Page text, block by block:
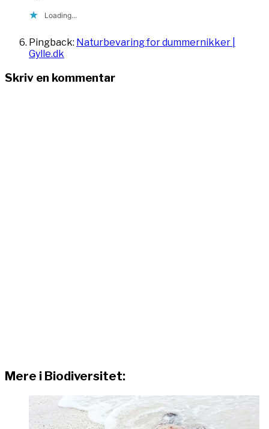
Loading...
Pingback: Naturbevaring for dummernikker |
Gylle.dk
Skriv en kommentar
Mere i Biodiversitet: